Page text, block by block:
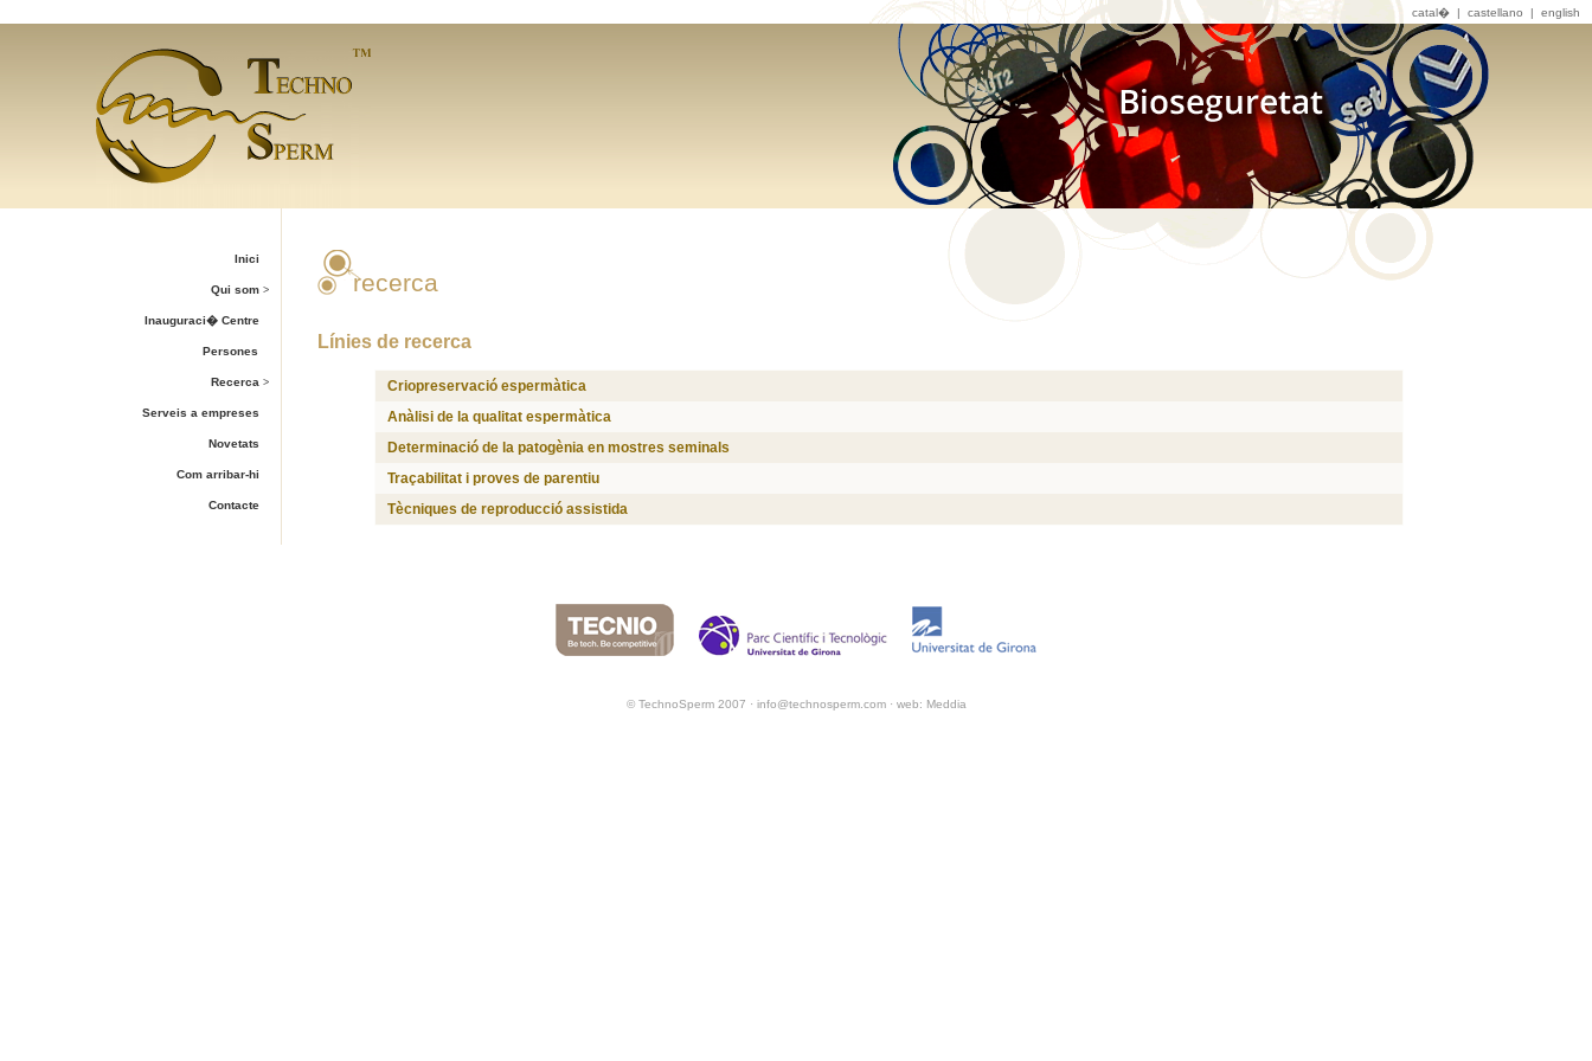
catal� | castellano | english
Inici
Qui som >
Inauguraci� Centre
Persones
Recerca >
Serveis a empreses
Novetats
Com arribar-hi
Contacte
recerca
Línies de recerca
Criopreservació espermàtica
Anàlisi de la qualitat espermàtica
Determinació de la patogènia en mostres seminals
Traçabilitat i proves de parentiu
Tècniques de reproducció assistida
© TechnoSperm 2007 · info@technosperm.com· web: Meddia